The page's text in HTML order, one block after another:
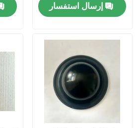
الصفحة الرئيسية
معلومات عنا
جولة في المعمل
إرسال استفسار